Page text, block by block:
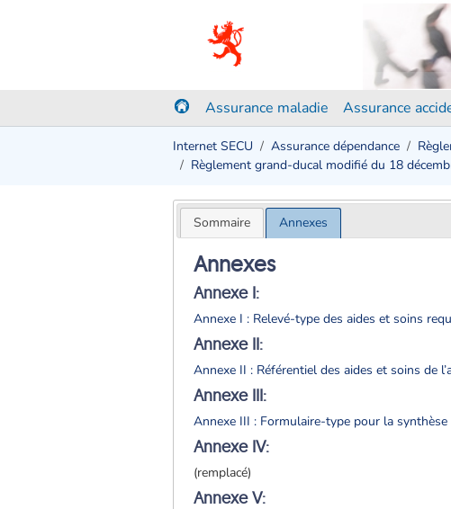
Assurance maladie Assurance
Internet SECU Assurance dépendance
Règlement grand-ducal modifié du 18
Sommaire Annexes
Annexes
Annexe I:
Annexe I : Relevé-type des aides et soins
Annexe II:
Annexe II : Référentiel des aides et soins de
Annexe III:
Annexe III : Formulaire-type pour la synthèse
Annexe IV:
(remplacé)
Annexe V: